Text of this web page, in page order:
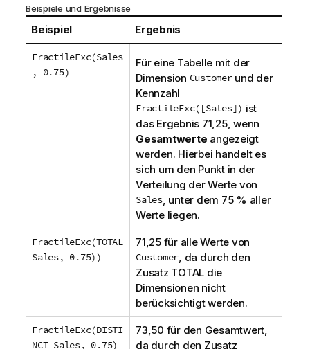
Beispiele und Ergebnisse
Beispiel Ergebnis
FractileExc(Sales
, 0.75)
Für eine Tabelle mit der
Dimension Customerund der
Kennzahl
FractileExc([Sales]) ist
das Ergebnis 71,25, wenn
Gesamtwerte angezeigt
werden. Hierbei handelt es
sich um den Punkt in der
Verteilung der Werte von
Sales, unter dem 75 % aller
Werte liegen.
FractileExc(TOTAL
Sales, 0.75))
71,25 für alle Werte von
Customer , da durch den
Zusatz TOTAL die
Dimensionen nicht
berücksichtigt werden.
FractileExc(DISTI
NCT Sales, 0.75)
73,50 für den Gesamtwert,
da durch den Zusatz